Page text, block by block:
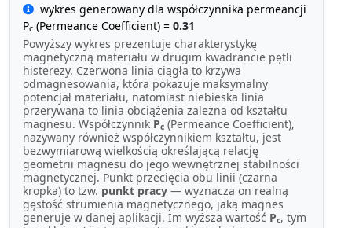
wykres generowany dla współczynnika permeancji
Pc (Permeance Coefficient) = 0.31
Powyższy wykres prezentuje charakterystykę
magnetyczną materiału w drugim kwadrancie pętli
histerezy. Czerwona linia ciągła to krzywa
odmagnesowania, która pokazuje maksymalny
potencjał materiału, natomiast niebieska linia
przerywana to linia obciążenia zależna od kształtu
magnesu. Współczynnik Pc (Permeance Coefficient),
nazywany również współczynnikiem kształtu, jest
bezwymiarową wielkością określającą relację
geometrii magnesu do jego wewnętrznej stabilności
magnetycznej. Punkt przecięcia obu linii (czarna
kropka) to tzw. punkt pracy — wyznacza on realną
gęstość strumienia magnetycznego, jaką magnes
generuje w danej aplikacji. Im wyższa wartość Pc, tym